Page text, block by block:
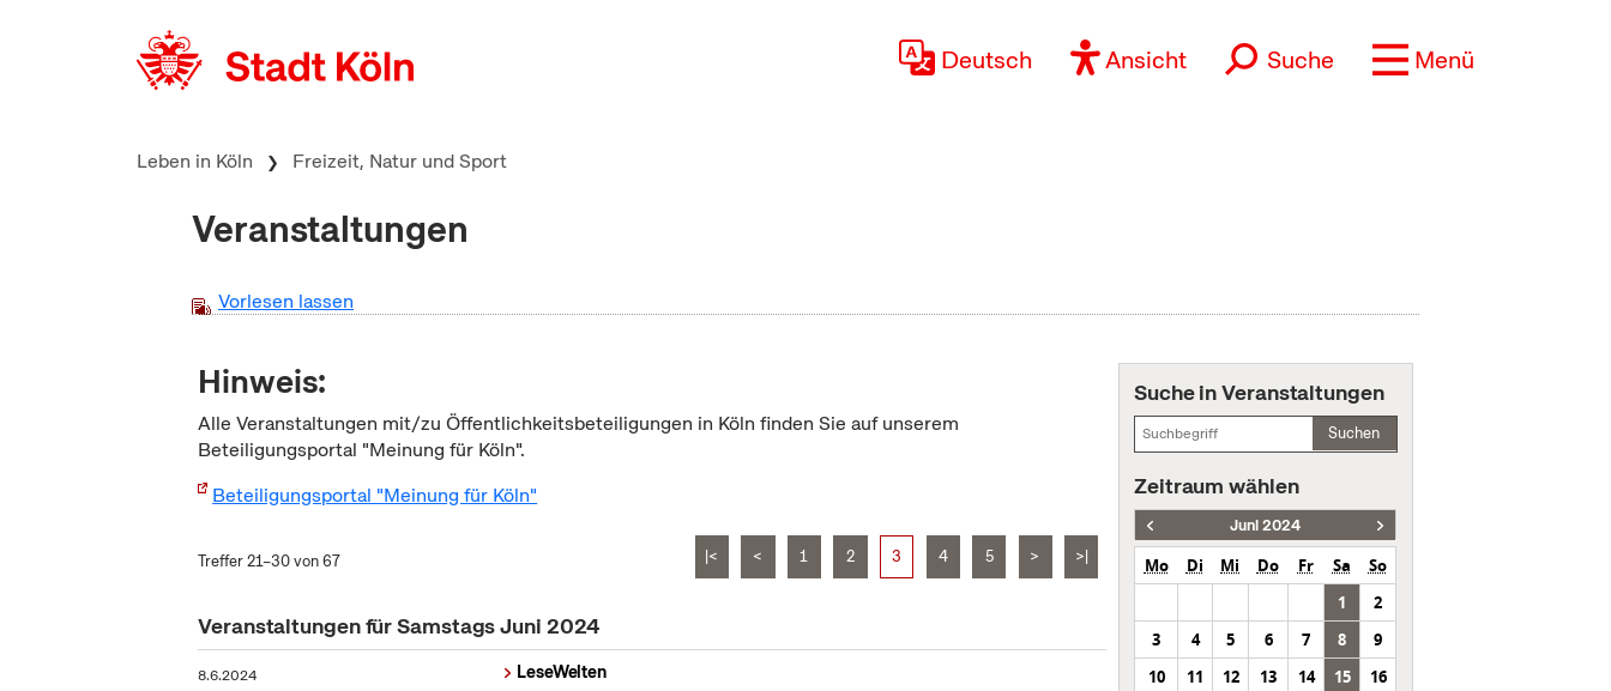
Deutsch Ansicht Suche Menü
Leben in Köln Freizeit, Natur und Sport
Veranstaltungen
Vorlesen lassen
Hinweis:
Alle Veranstaltungen mit/zu Öffentlichkeitsbeteiligungen in Köln finden Sie auf unserem
Beteiligungsportal "Meinung für Köln".
Beteiligungsportal "Meinung für Köln"
Treffer 21–30 von 67 |< < 1 2 3 4 5 > >|
Veranstaltungen für Samstags Juni 2024
8.6.2024
LeseWelten
Suche in Veranstaltungen
Suchen
Zeitraum wählen
Juni 2024
Mo Di Mi Do Fr Sa
So
1
2
3
4 5 6 7 8
9
10
11 12 13 14 15
16